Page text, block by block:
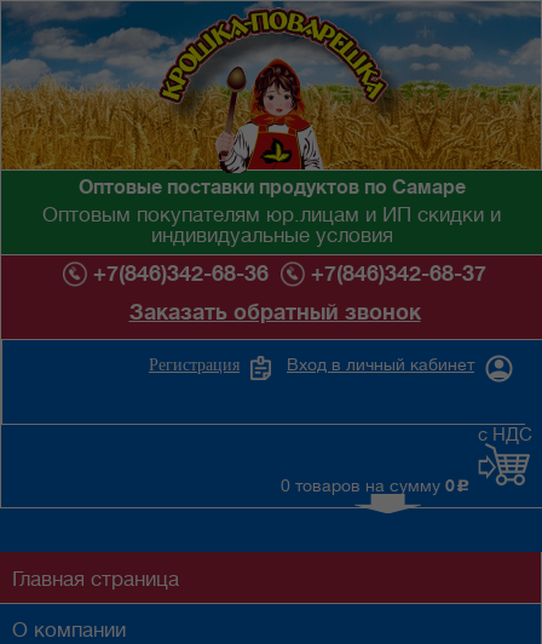
Оптовые поставки продуктов по Самаре
Оптовым покупателям юр.лицам и ИП скидки и
индивидуальные условия
+7(846)342-68-36
+7(846)342-68-37
Заказать обратный звонок
Вход в личный кабинет
Регистрация
0 товаров на сумму 0 c
с НДС
Главная страница
О компании